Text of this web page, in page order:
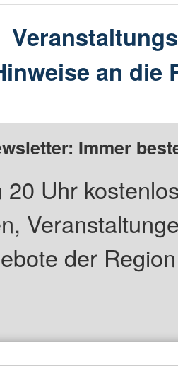
an die
Immer
20 Uhr
der